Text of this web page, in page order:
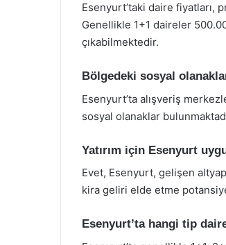
Esenyurt’taki daire
Genellikle 1+1 daireler
çıkabilmektedir.
Bölgedeki sosyal
Esenyurt’ta alışveriş
sosyal olanaklar
Yatırım için Esenyurt
Evet, Esenyurt, gelişen
kira geliri elde etme
Esenyurt’ta hangi tip